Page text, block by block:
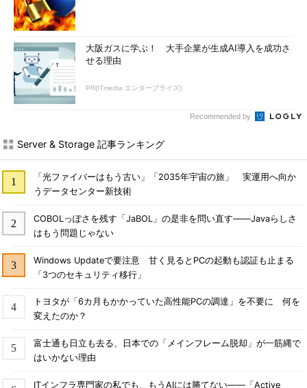
大阪ガスに学ぶ！ 大手企業が生成AI導入を成功さ
せる理由
PR(ITmedia エンタープライズ)
Recommended by
Server & Storage 記事ランキング
「光ファイバーはもう古い」「2035年宇宙の旅」 実運用へ向か
うデータセンター新技術
COBOLっぽさを残す「JaBOL」の是非を問い直す――Javaらしさ
はもう問題じゃない
Windows Updateで要注意 甘く見るとPCの起動も認証も止まる
「3つのセキュリティ移行」
トヨタが「6カ月もかかっていた高性能PCの調達」を不要に 何を
変えたのか？
富士通も日立も去る、日本での「メインフレーム脱却」が一筋縄で
はいかない理由
ITインフラ専門家の私でも、もうAIには勝てない――「Active